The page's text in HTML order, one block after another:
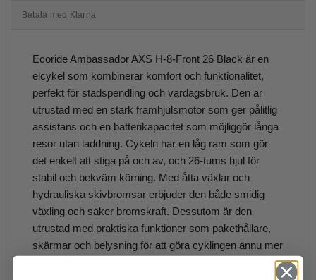
Betala med Klarna
Ecoride Ambassador AXS H-8-Front 26 Black är en
elcykel som kombinerar komfort och funktionalitet,
perfekt för stadspendling och vardagsbruk. Den är
utrustad med en stark framhjulsmotor som ger pålitlig
assistans och en batterikapacitet som möjliggör långa
resor utan laddning. Cykeln har en låg ram som gör
det enkelt att stiga på och av, och 26-tums hjul för
stabil och bekväm körning. Med åtta växlar och
hydrauliska skivbromsar erbjuder den både smidig
växling och säker bromskraft. Dessutom är den
utrustad med praktiska funktioner som pakethållare,
skärmar och belysning för att göra cyklingen ännu mer